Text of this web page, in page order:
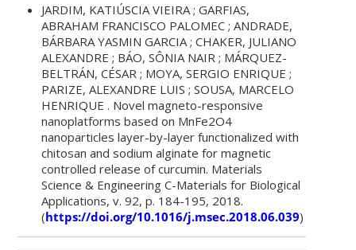
JARDIM, KATIÚSCIA VIEIRA ; GARFIAS,
ABRAHAM FRANCISCO PALOMEC ; ANDRADE,
BÁRBARA YASMIN GARCIA ; CHAKER, JULIANO
ALEXANDRE ; BÁO, SÔNIA NAIR ; MÁRQUEZ-
BELTRÁN, CÉSAR ; MOYA, SERGIO ENRIQUE ;
PARIZE, ALEXANDRE LUIS ; SOUSA, MARCELO
HENRIQUE . Novel magneto-responsive
nanoplatforms based on MnFe2O4
nanoparticles layer-by-layer functionalized with
chitosan and sodium alginate for magnetic
controlled release of curcumin. Materials
Science & Engineering C-Materials for Biological
Applications, v. 92, p. 184-195, 2018.
(https://doi.org/10.1016/j.msec.2018.06.039)